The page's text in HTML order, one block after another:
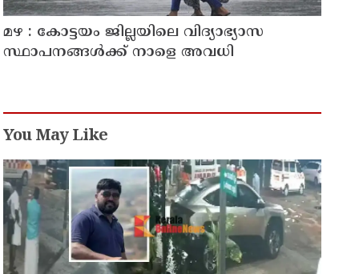
മഴ : കോട്ടയം ജില്ലയിലെ വിദ്യാഭ്യാസ
സ്ഥാപനങ്ങൾക്ക് നാളെ അവധി
You May Like